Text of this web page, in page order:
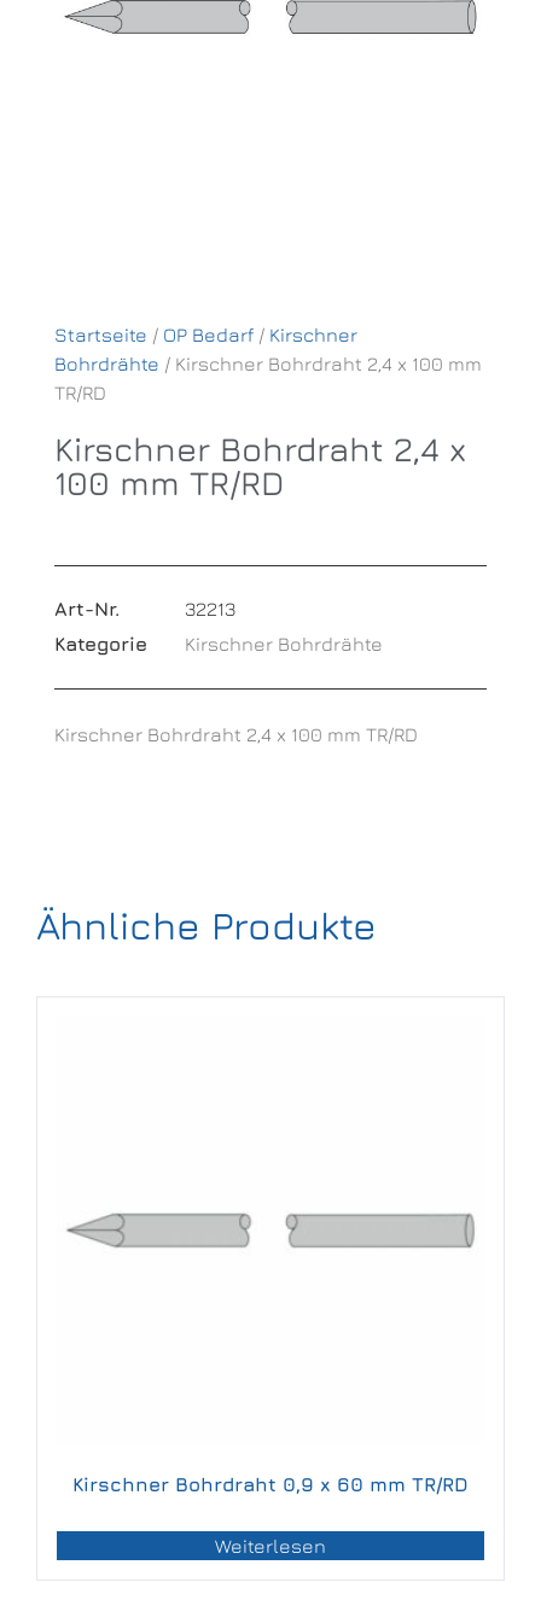
Startseite / OP Bedarf / Kirschner
Bohrdrähte / Kirschner Bohrdraht 2,4 x 100 mm
TR/RD
Kirschner Bohrdraht 2,4 x
100 mm TR/RD
Art-Nr.
32213
Kategorie
Kirschner Bohrdrähte
Kirschner Bohrdraht 2,4 x 100 mm TR/RD
Ähnliche Produkte
Kirschner Bohrdraht 0,9 x 60 mm TR/RD
Weiterlesen